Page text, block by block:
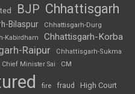
BJP Chhattisgarh
Bilaspur Chhattisgarh-Durg
Kabirdham Chhattisgarh-Korba
Raipur
Chhattisgarh-Sukma
Chief Minister Sai CM
fire fraud High Court